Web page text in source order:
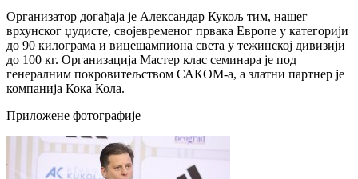
Организатор догађаја је Александар Кукољ тим, нашег
врхунског џудисте, својевременог првака Европе у категорији
до 90 килограма и вицешампиона света у тежинској дивизији
до 100 кг. Организација Мастер клас семинара је под
генералним покровитељством САКОМ-а, а златни партнер је
компанија Кока Кола.
Приложене фотографије